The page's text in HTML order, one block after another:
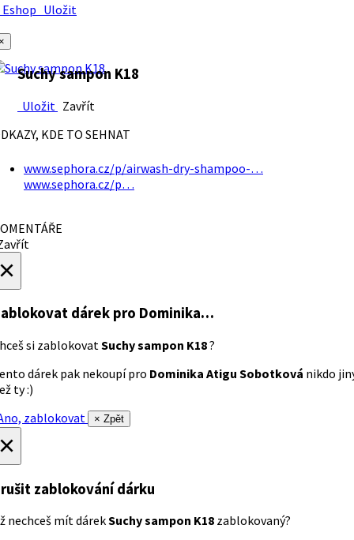
Uložit
Suchy sampon K18
Uložit Zavřít
KDE TO SEHNAT
www.sephora.cz/p/airwash-dry-shampoo-…
www.sephora.cz/p…
dárek pro Dominika…
si zablokovatSuchy sampon K18?
dárek pak nekoupí pro Dominika Atigu Sobotková nikdo
ty :)
zablokovat
× Zpět
zablokování dárku
nechceš mít dárekSuchy sampon K18 zablokovaný?